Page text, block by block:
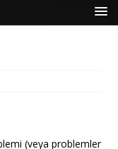
(veya problemler